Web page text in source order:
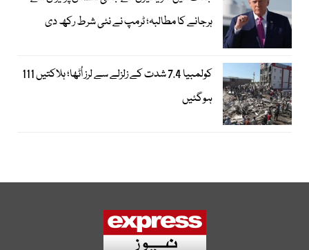
ہرجانے کا مطالبہ؛ ٹرمپ نے نئی شرط رکھ دی
کولمبیا 7.4 شدت کے زلزلے سے لرز اُٹھا؛ ہلاکتیں 111
ہوگئیں